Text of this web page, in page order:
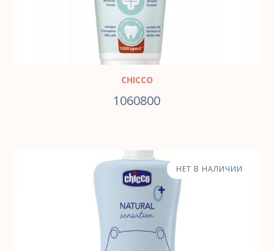
CHICCO
1060800
НЕТ В НАЛИЧИИ